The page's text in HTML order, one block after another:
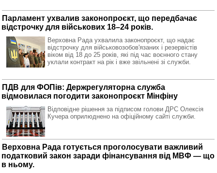
Парламент ухвалив законопроєкт, що передбачає
відстрочку для військових 18–24 років.
Верховна Рада ухвалила законопроєкт, що надає
відстрочку для військовозобов'язаних і резервістів
віком від 18 до 25 років, які під час воєнного стану
уклали контракт на рік і вже звільнені зі служби.
ПДВ для ФОПів: Держрегуляторна служба
відмовилася погодити законопроєкт Мінфіну
Відповідне рішення за підписом голови ДРС Олексія
Кучера оприлюднено на офіційному сайті служби.
Верховна Рада готується проголосувати важливий
податковий закон заради фінансування від МВФ — що
в ньому.